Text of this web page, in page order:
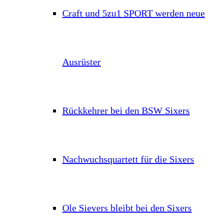
Craft und 5zu1 SPORT werden neue
Ausrüster
Rückkehrer bei den BSW Sixers
Nachwuchsquartett für die Sixers
Ole Sievers bleibt bei den Sixers